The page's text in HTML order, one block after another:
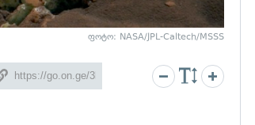
ფოტო: NASA/JPL-Caltech/MSSS